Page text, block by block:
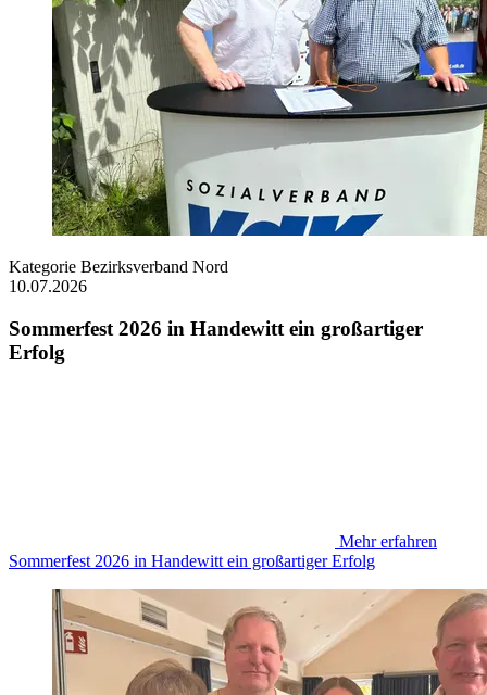
Kategorie Bezirksverband Nord
10.07.2026
Sommerfest 2026 in Handewitt ein großartiger
Erfolg
Mehr erfahren
Sommerfest 2026 in Handewitt ein großartiger Erfolg